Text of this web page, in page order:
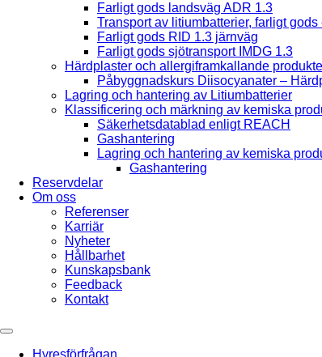
Farligt gods landsväg ADR 1.3
Transport av litiumbatterier, farligt
Farligt gods RID 1.3 järnväg
Farligt gods sjötransport IMDG 1.3
Härdplaster och allergiframkallande
Påbyggnadskurs Diisocyanater –
Lagring och hantering av Litiumbatterier
Klassificering och märkning av kemiska
Säkerhetsdatablad enligt REACH
Gashantering
Lagring och hantering av kemiska
Gashantering
Reservdelar
Om oss
Referenser
Karriär
Nyheter
Hållbarhet
Kunskapsbank
Feedback
Kontakt
Hyresförfrågan